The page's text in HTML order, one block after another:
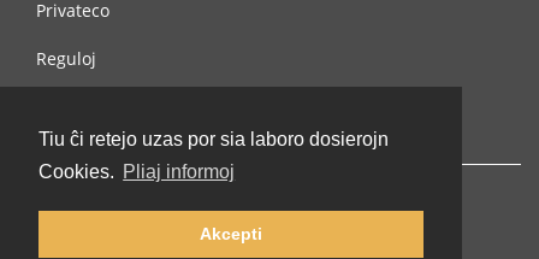
Tiu ĉi retejo uzas por sia laboro dosierojn
Cookies. Pliaj informoj
Akcepti
Privateco
Reguloj